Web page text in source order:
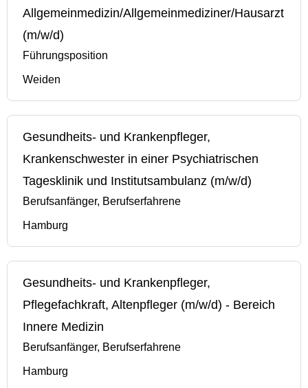
Allgemeinmedizin/Allgemeinmediziner/Hausarzt
(m/w/d)
Führungsposition
Weiden
Gesundheits- und Krankenpfleger,
Krankenschwester in einer Psychiatrischen
Tagesklinik und Institutsambulanz (m/w/d)
Berufsanfänger, Berufserfahrene
Hamburg
Gesundheits- und Krankenpfleger,
Pflegefachkraft, Altenpfleger (m/w/d) - Bereich
Innere Medizin
Berufsanfänger, Berufserfahrene
Hamburg